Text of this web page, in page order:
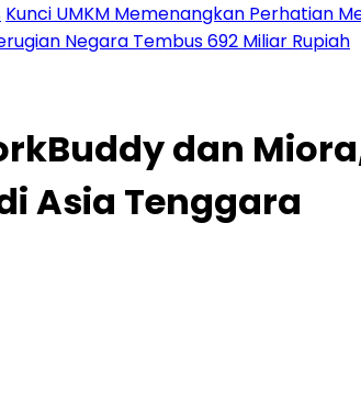
Kunci UMKM Memenangkan Perhatian
Negara Tembus 692 Miliar Rupiah
dan
Asia Tenggara